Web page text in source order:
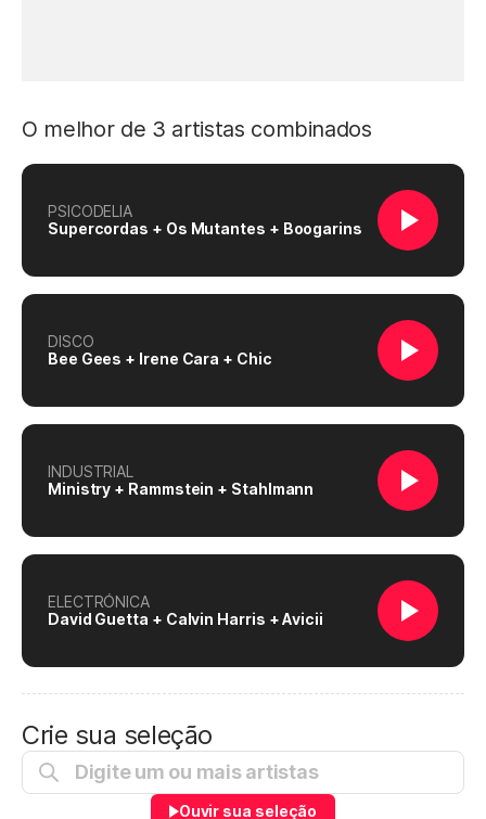
O melhor de 3 artistas combinados
PSICODELIA
Supercordas + Os Mutantes + Boogarins
DISCO
Bee Gees + Irene Cara + Chic
INDUSTRIAL
Ministry + Rammstein + Stahlmann
ELECTRÓNICA
David Guetta + Calvin Harris + Avicii
Crie sua seleção
Ouvir sua seleção